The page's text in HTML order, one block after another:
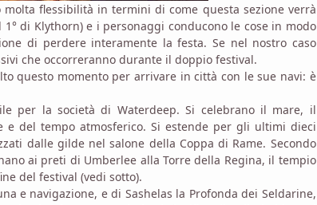
flessibilità in termini di come questa sezione verrà
di Klythorn) e i personaggi conducono le cose in modo
di perdere interamente la festa. Se nel nostro caso
che occorreranno durante il doppio festival.
questo momento per arrivare in città con le sue navi: è
per la società di Waterdeep. Si celebrano il mare, il
del tempo atmosferico. Si estende per gli ultimi dieci
dalle gilde nel salone della Coppa di Rame. Secondo
ai preti di Umberlee alla Torre della Regina, il tempio
del festival (vedi sotto).
e navigazione, e di Sashelas la Profonda dei Seldarine,